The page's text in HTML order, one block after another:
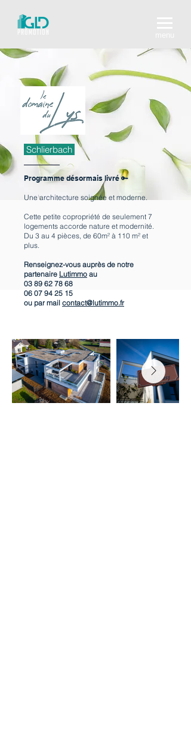
Schlierbach
Programme désormais livré 🔑
Une architecture soignée et moderne.
Cette petite copropriété de seulement 7
logements accorde nature et modernité.
Du 3 au 4 pièces, de 60m² à 110 m² et
plus.
Renseignez-vous auprès de notre
partenaire Lutimmo au
03 89 62 78 68
06 07 94 25 15
ou par mail contact@lutimmo.fr